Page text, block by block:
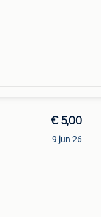
€ 5,00
9 jun 26